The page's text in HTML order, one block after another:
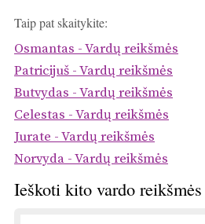
Taip pat skaitykite:
Osmantas - Vardų reikšmės
Patricijuš - Vardų reikšmės
Butvydas - Vardų reikšmės
Celestas - Vardų reikšmės
Jurate - Vardų reikšmės
Norvyda - Vardų reikšmės
Ieškoti kito vardo reikšmės